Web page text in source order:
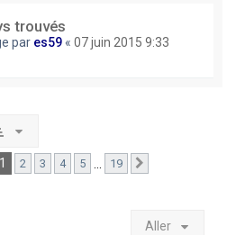
trouvés
par es59 « 07 juin 2015 9:33
sur19
1 2 3 4 5 19
Aller